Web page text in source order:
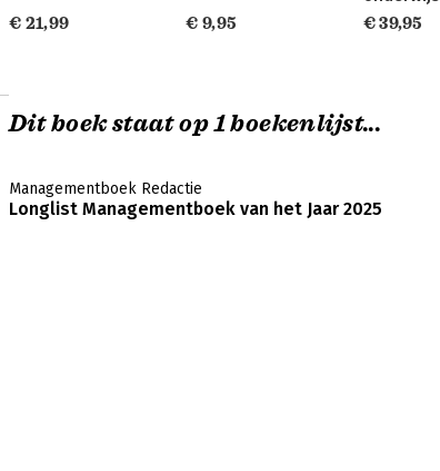
€ 21,99 € 9,95
€ 39,95
Dit boek staat op 1 boekenlijst...
Managementboek Redactie
Longlist Managementboek van het Jaar 2025